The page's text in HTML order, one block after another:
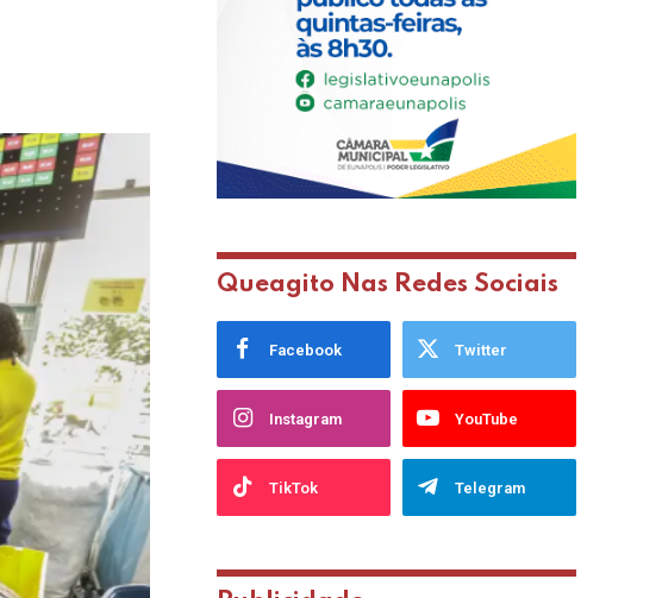
Queagito Nas Redes Sociais
Facebook Twitter
Instagram YouTube
TikTok Telegram